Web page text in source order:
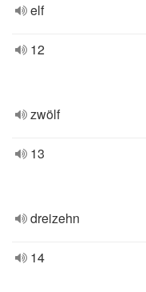
elf
12
zwölf
13
dreizehn
14